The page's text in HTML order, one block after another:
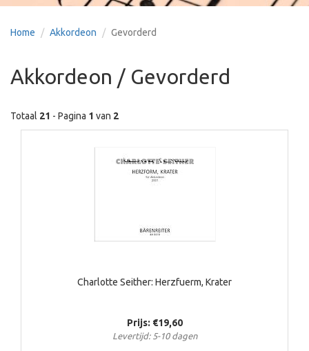
Home Akkordeon Gevorderd
Akkordeon / Gevorderd
Totaal 21 - Pagina 1 van 2
Charlotte Seither: Herzfuerm, Krater
Prijs: €19,60
Levertijd: 5-10 dagen